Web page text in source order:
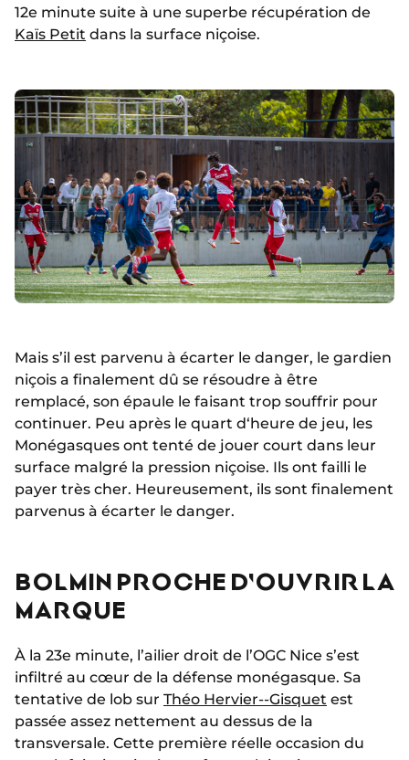
12e minute suite à une superbe récupération de
Kaïs Petit dans la surface niçoise.
Mais s’il est parvenu à écarter le danger, le gardien
niçois a finalement dû se résoudre à être
remplacé, son épaule le faisant trop souffrir pour
continuer. Peu après le quart d‘heure de jeu, les
Monégasques ont tenté de jouer court dans leur
surface malgré la pression niçoise. Ils ont failli le
payer très cher. Heureusement, ils sont finalement
parvenus à écarter le danger.
BOLMIN PROCHE D'OUVRIR LA
MARQUE
À la 23e minute, l’ailier droit de l’OGC Nice s’est
infiltré au cœur de la défense monégasque. Sa
tentative de lob sur Théo Hervier--Gisquet est
passée assez nettement au dessus de la
transversale. Cette première réelle occasion du